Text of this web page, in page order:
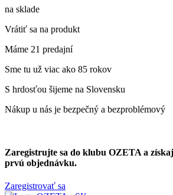
na sklade
Vrátiť sa na produkt
Máme 21 predajní
Sme tu už viac ako 85 rokov
S hrdosťou šijeme na Slovensku
Nákup u nás je bezpečný a bezproblémový
Zaregistrujte sa do klubu OZETA a
prvú objednávku.
Zaregistrovať sa